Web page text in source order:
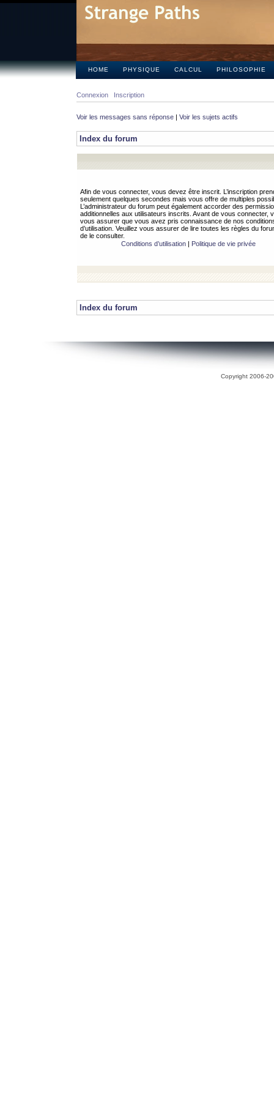
HOME PHYSIQUE CALCUL PHILOSOPHIE
Connexion Inscription
Voir les messages sans réponse | Voir les sujets actifs
Index du forum
Afin de vous connecter, vous devez être inscrit. L’inscription
seulement quelques secondes mais vous offre de multiples
L’administrateur du forum peut également accorder des
additionnelles aux utilisateurs inscrits. Avant de vous connecter,
vous assurer que vous avez pris connaissance de nos
d’utilisation. Veuillez vous assurer de lire toutes les règles du
de le consulter.
Conditions d’utilisation| Politique de vie privée
Index du forum
Copyright 2006-